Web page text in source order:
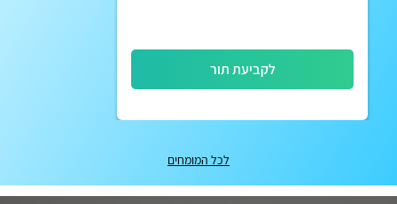
לקביעת תור
לכל המומחים